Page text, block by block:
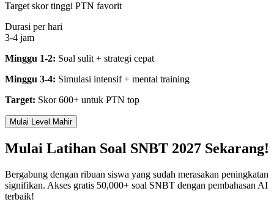
Target skor tinggi PTN favorit
Durasi per hari
3-4 jam
Minggu 1-2: Soal sulit + strategi cepat
Minggu 3-4: Simulasi intensif + mental training
Target: Skor 600+ untuk PTN top
Mulai Level Mahir
Mulai Latihan Soal SNBT 2027 Sekarang!
Bergabung dengan ribuan siswa yang sudah merasakan peningkatan
signifikan. Akses gratis 50,000+ soal SNBT dengan pembahasan AI
terbaik!